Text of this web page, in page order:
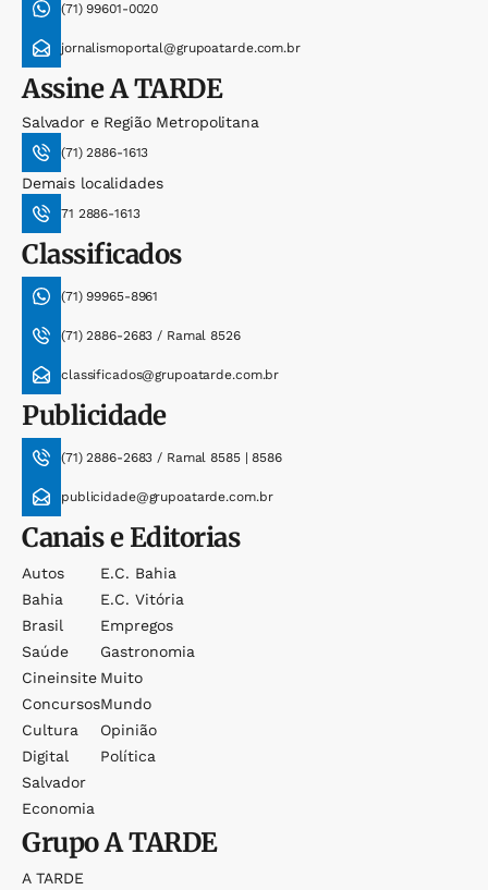
(71) 99601-0020
jornalismoportal@grupoatarde.com.br
AssineA TARDE
Salvador e Região Metropolitana
(71) 2886-1613
Demais localidades
71 2886-1613
Classificados
(71) 99965-8961
(71) 2886-2683 / Ramal 8526
classificados@grupoatarde.com.br
Publicidade
(71) 2886-2683 / Ramal 8585 | 8586
publicidade@grupoatarde.com.br
Canais e Editorias
Autos
Bahia
Brasil
Saúde
Cineinsite
Concursos
Cultura
Digital
Salvador
Economia
E.c. Bahia
E.c. Vitória
Empregos
Gastronomia
Muito
Mundo
Opinião
Política
GrupoA TARDE
A TARDE